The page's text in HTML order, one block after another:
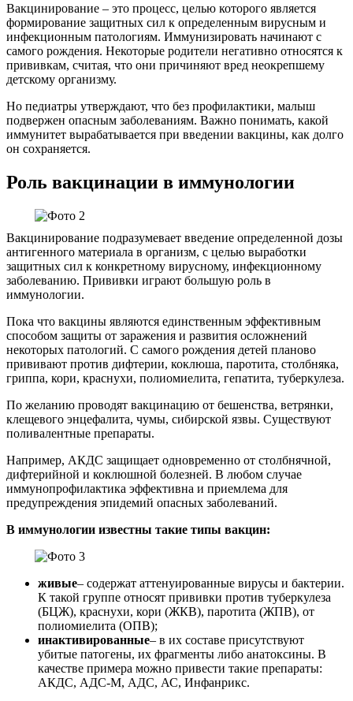
Вакцинирование – это процесс, целью которого является
формирование защитных сил к определенным вирусным и
инфекционным патологиям. Иммунизировать начинают с
самого рождения. Некоторые родители негативно относятся к
прививкам, считая, что они причиняют вред неокрепшему
детскому организму.
Но педиатры утверждают, что без профилактики, малыш
подвержен опасным заболеваниям. Важно понимать, какой
иммунитет вырабатывается при введении вакцины, как долго
он сохраняется.
Роль вакцинации в иммунологии
Вакцинирование подразумевает введение определенной дозы
антигенного материала в организм, с целью выработки
защитных сил к конкретному вирусному, инфекционному
заболеванию. Прививки играют большую роль в
иммунологии.
Пока что вакцины являются единственным эффективным
способом защиты от заражения и развития осложнений
некоторых патологий. С самого рождения детей планово
прививают против дифтерии, коклюша, паротита, столбняка,
гриппа, кори, краснухи, полиомиелита, гепатита, туберкулеза.
По желанию проводят вакцинацию от бешенства, ветрянки,
клещевого энцефалита, чумы, сибирской язвы. Существуют
поливалентные препараты.
Например, АКДС защищает одновременно от столбнячной,
дифтерийной и коклюшной болезней. В любом случае
иммунопрофилактика эффективна и приемлема для
предупреждения эпидемий опасных заболеваний.
В иммунологии известны такие типы вакцин:
живые– содержат аттенуированные вирусы и бактерии.
К такой группе относят прививки против туберкулеза
(БЦЖ), краснухи, кори (ЖКВ), паротита (ЖПВ), от
полиомиелита (ОПВ);
инактивированные– в их составе присутствуют
убитые патогены, их фрагменты либо анатоксины. В
качестве примера можно привести такие препараты:
АКДС, АДС-М, АДС, АС, Инфанрикс.